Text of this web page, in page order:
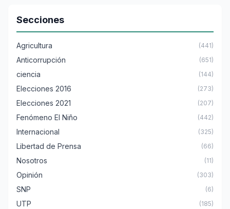
Secciones
Agricultura (441)
Anticorrupción (651)
ciencia (144)
Elecciones 2016 (273)
Elecciones 2021 (207)
Fenómeno El Niño (442)
Internacional (325)
Libertad de Prensa (66)
Nosotros (11)
Opinión (303)
SNP (6)
UTP (185)